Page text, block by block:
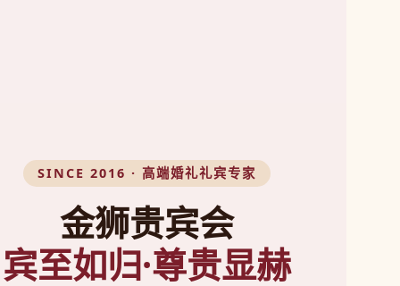
SINCE 2016 · 高端婚礼礼宾专家
金狮贵宾会
宾至如归·尊贵显赫